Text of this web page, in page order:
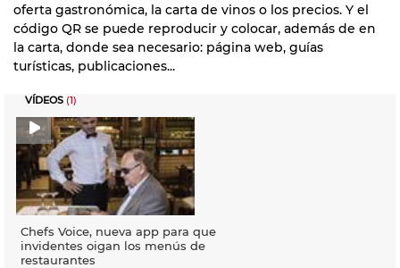
oferta gastronómica, la carta de vinos o los precios. Y el
código QR se puede reproducir y colocar, además de en
la carta, donde sea necesario: página web, guías
turísticas, publicaciones...
VÍDEOS (1)
Chefs Voice, nueva app para que
invidentes oigan los menús de
restaurantes